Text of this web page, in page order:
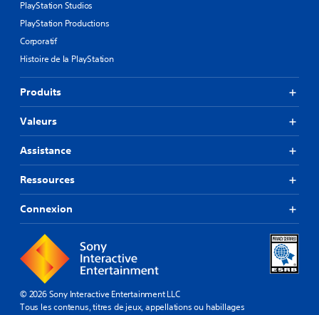
PlayStation Studios
PlayStation Productions
Corporatif
Histoire de la PlayStation
Produits
Valeurs
Assistance
Ressources
Connexion
© 2026 Sony Interactive Entertainment LLC
Tous les contenus, titres de jeux, appellations ou habillages